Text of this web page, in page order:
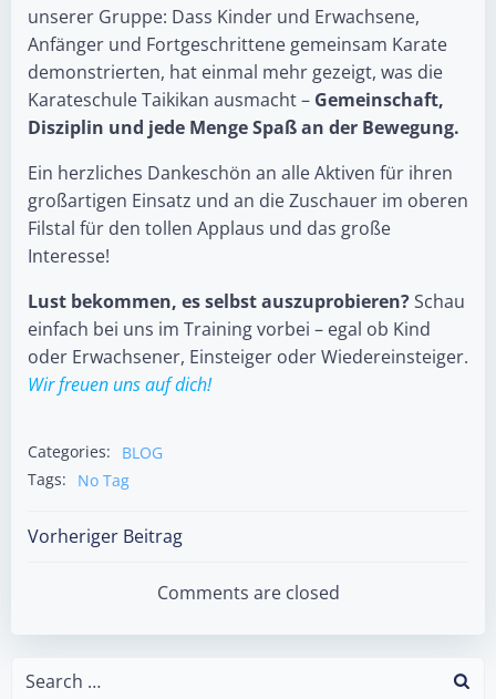
unserer Gruppe: Dass Kinder und Erwachsene,
Anfänger und Fortgeschrittene gemeinsam Karate
demonstrierten, hat einmal mehr gezeigt, was die
Karateschule Taikikan ausmacht – Gemeinschaft,
Disziplin und jede Menge Spaß an der Bewegung.
Ein herzliches Dankeschön an alle Aktiven für ihren
großartigen Einsatz und an die Zuschauer im oberen
Filstal für den tollen Applaus und das große
Interesse!
Lust bekommen, es selbst auszuprobieren?Schau
einfach bei uns im Training vorbei – egal ob Kind
oder Erwachsener, Einsteiger oder Wiedereinsteiger.
Wir freuen uns auf dich!
Categories:
BLOG
Tags:
No Tag
Post
navigation
Vorheriger Beitrag
Comments are closed
Search